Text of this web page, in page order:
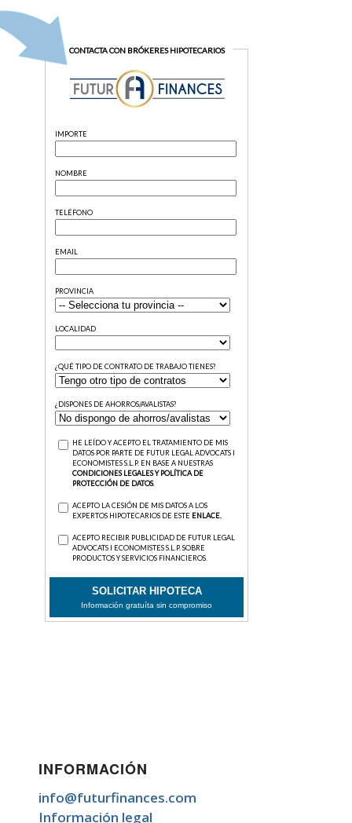
INFORMACIÓN
info@futurfinances.com
Información legal